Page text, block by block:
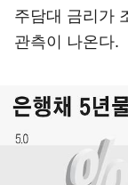
주담대 금리가
관측이 나온다.